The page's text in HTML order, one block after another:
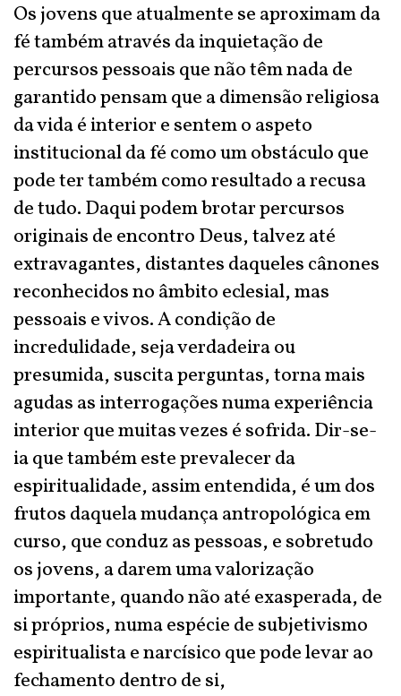
Os jovens que atualmente se aproximam da
fé também através da inquietação de
percursos pessoais que não têm nada de
garantido pensam que a dimensão religiosa
da vida é interior e sentem o aspeto
institucional da fé como um obstáculo que
pode ter também como resultado a recusa
de tudo. Daqui podem brotar percursos
originais de encontro Deus, talvez até
extravagantes, distantes daqueles cânones
reconhecidos no âmbito eclesial, mas
pessoais e vivos. A condição de
incredulidade, seja verdadeira ou
presumida, suscita perguntas, torna mais
agudas as interrogações numa experiência
interior que muitas vezes é sofrida. Dir-se-
ia que também este prevalecer da
espiritualidade, assim entendida, é um dos
frutos daquela mudança antropológica em
curso, que conduz as pessoas, e sobretudo
os jovens, a darem uma valorização
importante, quando não até exasperada, de
si próprios, numa espécie de subjetivismo
espiritualista e narcísico que pode levar ao
fechamento dentro de si,